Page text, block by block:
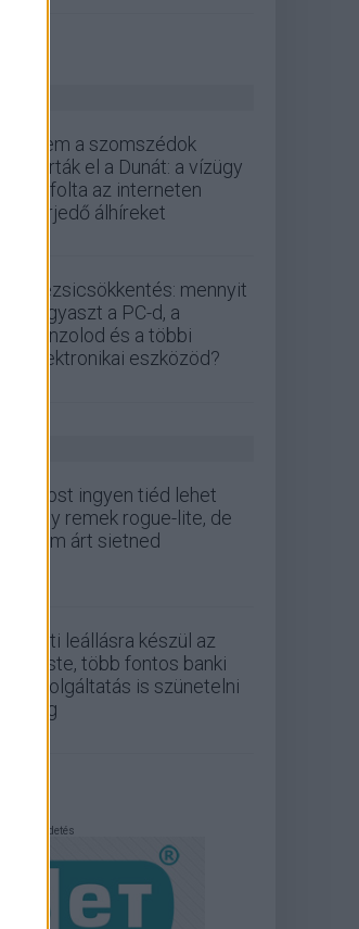
Nem a szomszédok
zárták el a Dunát: a vízügy
cáfolta az interneten
terjedő álhíreket
Rezsicsökkentés: mennyit
fogyaszt a PC-d, a
konzolod és a többi
elektronikai eszközöd?
Most ingyen tiéd lehet
egy remek rogue-lite, de
nem árt sietned
Esti leállásra készül az
Erste, több fontos banki
szolgáltatás is szünetelni
fog
Hirdetés